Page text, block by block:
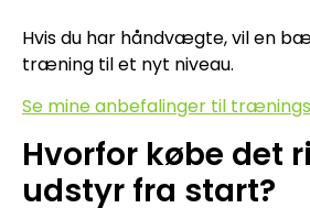
Hvis du har håndvægte, vil en
træning til et nyt niveau.
Se mine anbefalinger til
Hvorfor købe det
udstyr fra start?